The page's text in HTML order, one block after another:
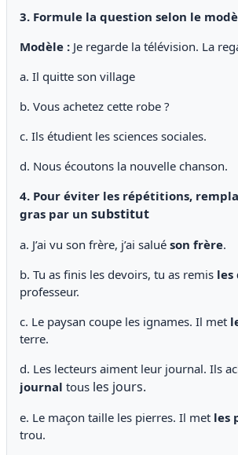
3. Formule la question selon le
Modèle : Je regarde la télévision. La
a. Il quitte son village
b. Vous achetez cette robe ?
c. Ils étudient les sciences sociales.
d. Nous écoutons la nouvelle chanson.
4. Pour éviter les répétitions,
gras par un substitut
a. J’ai vu son frère, j’ai salué son frère.
b. Tu as finis les devoirs, tu as remis les
professeur.
c. Le paysan coupe les ignames. Il met
terre.
d. Les lecteurs aiment leur journal. Ils
journal tous les jours.
e. Le maçon taille les pierres. Il met les
trou.